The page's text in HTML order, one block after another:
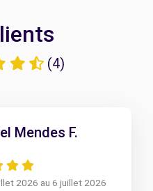
(4)
Mendes F.
2026 au 6 juillet 2026